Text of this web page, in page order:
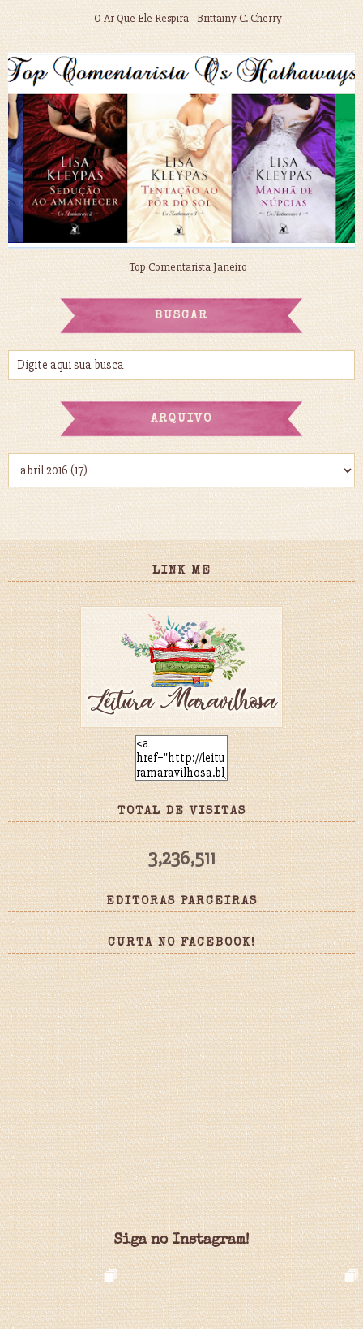
O Ar Que Ele Respira - Brittainy C. Cherry
Top Comentarista Janeiro
BUSCAR
ARQUIVO
LINK ME
TOTAL DE VISITAS
3,236,511
EDITORAS PARCEIRAS
CURTA NO FACEBOOK!
Siga no Instagram!